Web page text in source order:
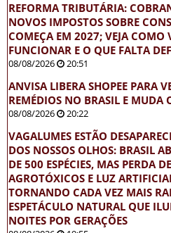
REFORMA TRIBUTÁRIA:
NOVOS IMPOSTOS SOBRE
COMEÇA EM 2027; VEJA COMO
FUNCIONAR E O QUE FALTA
08/08/2026 20:51
ANVISA LIBERA SHOPEE PARA
REMÉDIOS NO BRASIL E MUDA
08/08/2026 20:22
VAGALUMES ESTÃO
DOS NOSSOS OLHOS: BRASIL
DE 500 ESPÉCIES, MAS PERDA
AGROTÓXICOS E LUZ
TORNANDO CADA VEZ MAIS
ESPETÁCULO NATURAL QUE
NOITES POR GERAÇÕES